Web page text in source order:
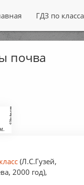
ГДЗ по
почва
(Л.С.Гузей,
2000 год),